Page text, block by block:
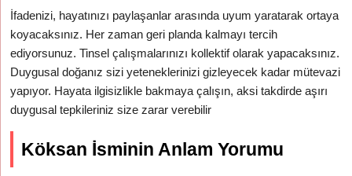
İfadenizi, hayatınızı paylaşanlar arasında uyum yaratarak ortaya
koyacaksınız. Her zaman geri planda kalmayı tercih
ediyorsunuz. Tinsel çalışmalarınızı kollektif olarak yapacaksınız.
Duygusal doğanız sizi yeteneklerinizi gizleyecek kadar mütevazi
yapıyor. Hayata ilgisizlikle bakmaya çalışın, aksi takdirde aşırı
duygusal tepkileriniz size zarar verebilir
Köksan İsminin Anlam Yorumu